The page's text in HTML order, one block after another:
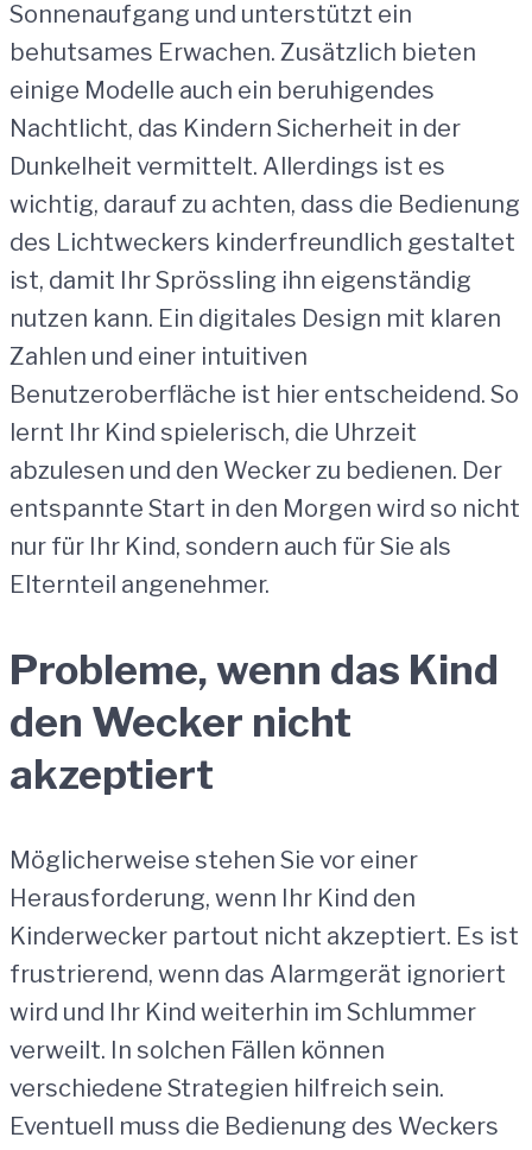
Sonnenaufgang und unterstützt ein
behutsames Erwachen. Zusätzlich bieten
einige Modelle auch ein beruhigendes
Nachtlicht, das Kindern Sicherheit in der
Dunkelheit vermittelt. Allerdings ist es
wichtig, darauf zu achten, dass die Bedienung
des Lichtweckers kinderfreundlich gestaltet
ist, damit Ihr Sprössling ihn eigenständig
nutzen kann. Ein digitales Design mit klaren
Zahlen und einer intuitiven
Benutzeroberfläche ist hier entscheidend. So
lernt Ihr Kind spielerisch, die Uhrzeit
abzulesen und den Wecker zu bedienen. Der
entspannte Start in den Morgen wird so nicht
nur für Ihr Kind, sondern auch für Sie als
Elternteil angenehmer.
Probleme, wenn das Kind
den Wecker nicht
akzeptiert
Möglicherweise stehen Sie vor einer
Herausforderung, wenn Ihr Kind den
Kinderwecker partout nicht akzeptiert. Es ist
frustrierend, wenn das Alarmgerät ignoriert
wird und Ihr Kind weiterhin im Schlummer
verweilt. In solchen Fällen können
verschiedene Strategien hilfreich sein.
Eventuell muss die Bedienung des Weckers